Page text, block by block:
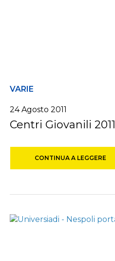
VARIE
24 Agosto 2011
Centri Giovanili 2011
CONTINUA A LEGGERE